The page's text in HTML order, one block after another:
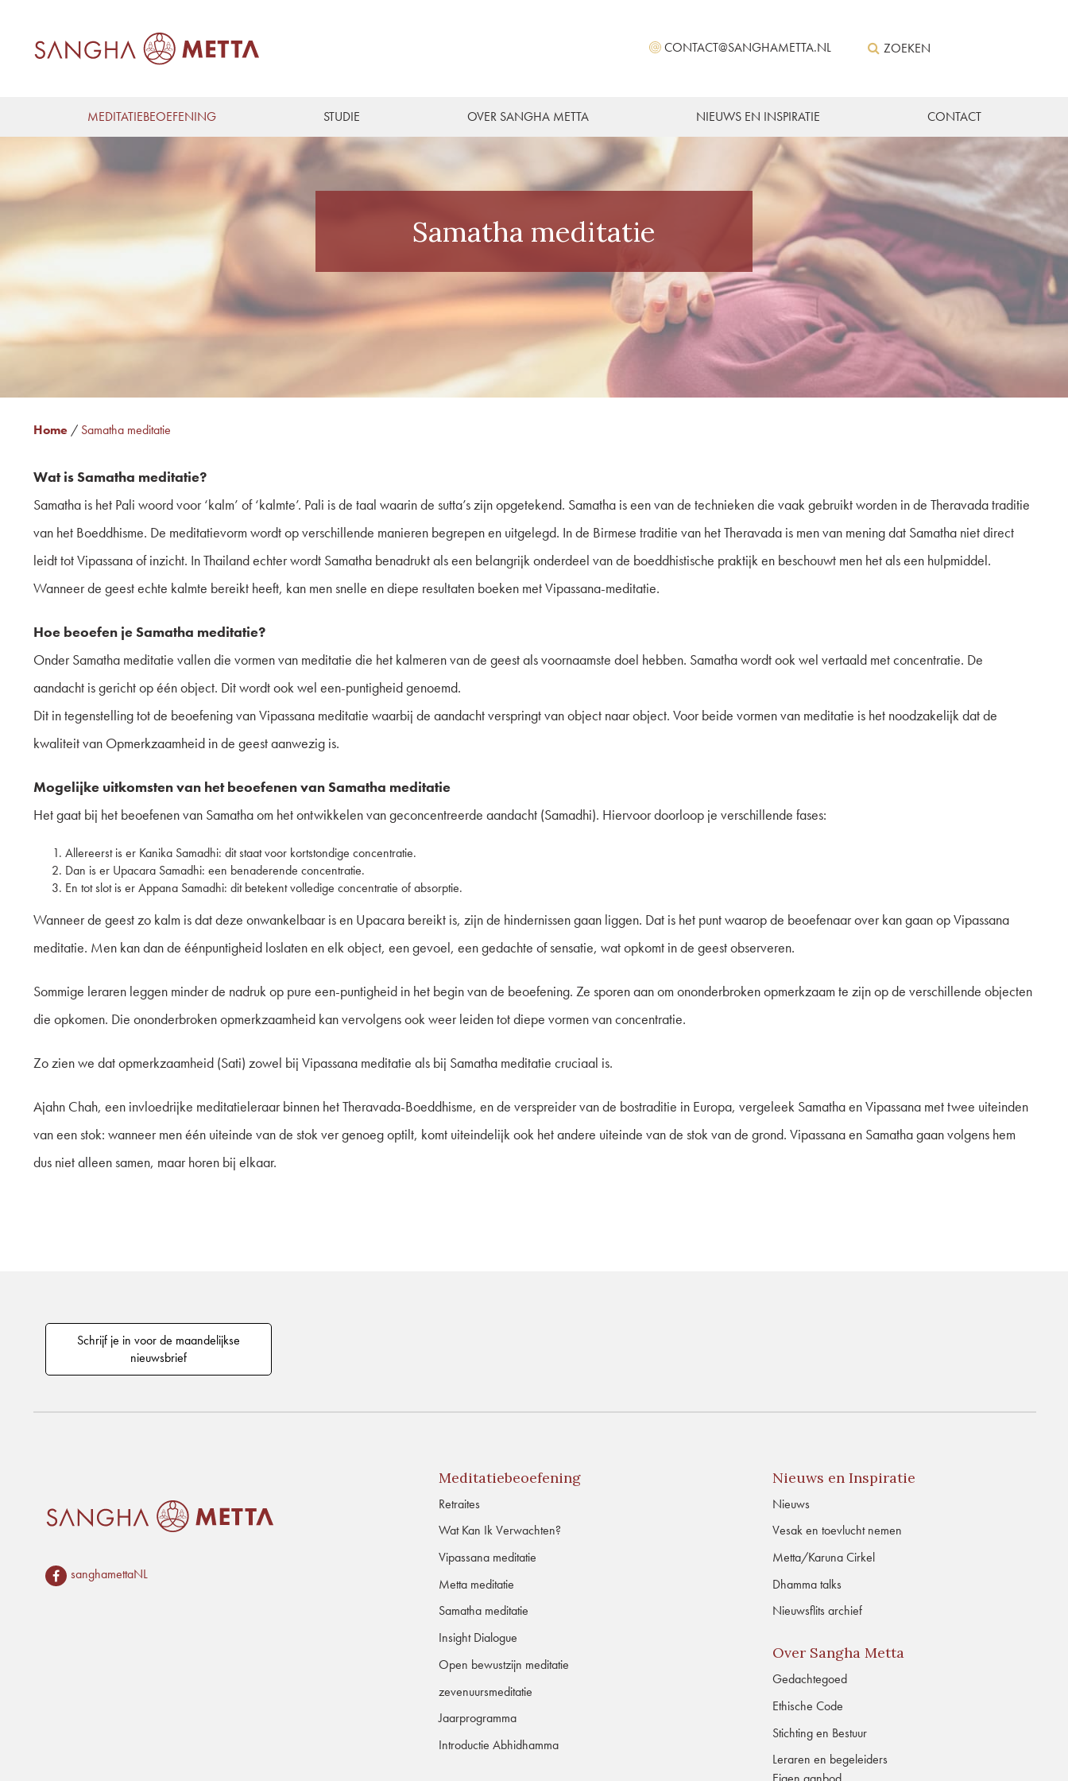
CONTACT@SANGHAMETTA.NL ZOEKEN
MEDITATIEBEOEFENING STUDIE OVER SANGHA METTA NIEUWS EN INSPIRATIE CONTACT
Samatha meditatie
Home / Samatha meditatie
Wat is Samatha meditatie?
Samatha is het Pali woord voor ‘kalm’ of ‘kalmte’. Pali is de taal waarin de sutta’s zijn opgetekend. Samatha is een van de technieken die vaak gebruikt worden in de Theravada traditie
van het Boeddhisme. De meditatievorm wordt op verschillende manieren begrepen en uitgelegd. In de Birmese traditie van het Theravada is men van mening dat Samatha niet direct
leidt tot Vipassana of inzicht. In Thailand echter wordt Samatha benadrukt als een belangrijk onderdeel van de boeddhistische praktijk en beschouwt men het als een hulpmiddel.
Wanneer de geest echte kalmte bereikt heeft, kan men snelle en diepe resultaten boeken met Vipassana-meditatie.
Hoe beoefen je Samatha meditatie?
Onder Samatha meditatie vallen die vormen van meditatie die het kalmeren van de geest als voornaamste doel hebben. Samatha wordt ook wel vertaald met concentratie. De
aandacht is gericht op één object. Dit wordt ook wel een-puntigheid genoemd.
Dit in tegenstelling tot de beoefening van Vipassana meditatie waarbij de aandacht verspringt van object naar object. Voor beide vormen van meditatie is het noodzakelijk dat de
kwaliteit van Opmerkzaamheid in de geest aanwezig is.
Mogelijke uitkomsten van het beoefenen van Samatha meditatie
Het gaat bij het beoefenen van Samatha om het ontwikkelen van geconcentreerde aandacht (Samadhi). Hiervoor doorloop je verschillende fases:
Allereerst is er Kanika Samadhi: dit staat voor kortstondige concentratie.
Dan is er Upacara Samadhi: een benaderende concentratie.
En tot slot is er Appana Samadhi: dit betekent volledige concentratie of absorptie.
Wanneer de geest zo kalm is dat deze onwankelbaar is en Upacara bereikt is, zijn de hindernissen gaan liggen. Dat is het punt waarop de beoefenaar over kan gaan op Vipassana
meditatie. Men kan dan de éénpuntigheid loslaten en elk object, een gevoel, een gedachte of sensatie, wat opkomt in de geest observeren.
Sommige leraren leggen minder de nadruk op pure een-puntigheid in het begin van de beoefening. Ze sporen aan om ononderbroken opmerkzaam te zijn op de verschillende objecten
die opkomen. Die ononderbroken opmerkzaamheid kan vervolgens ook weer leiden tot diepe vormen van concentratie.
Zo zien we dat opmerkzaamheid (Sati) zowel bij Vipassana meditatie als bij Samatha meditatie cruciaal is.
Ajahn Chah, een invloedrijke meditatieleraar binnen het Theravada-Boeddhisme, en de verspreider van de bostraditie in Europa, vergeleek Samatha en Vipassana met twee uiteinden
van een stok: wanneer men één uiteinde van de stok ver genoeg optilt, komt uiteindelijk ook het andere uiteinde van de stok van de grond. Vipassana en Samatha gaan volgens hem
dus niet alleen samen, maar horen bij elkaar.
Schrijf je in voor de maandelijkse
nieuwsbrief
sanghamettaNL
Meditatiebeoefening
Retraites
Wat Kan Ik Verwachten?
Vipassana meditatie
Metta meditatie
Samatha meditatie
Insight Dialogue
Open bewustzijn meditatie
zevenuursmeditatie
Jaarprogramma
Introductie Abhidhamma
Nieuws en Inspiratie
Nieuws
Vesak en toevlucht nemen
Metta/Karuna Cirkel
Dhamma talks
Nieuwsflits archief
Over Sangha Metta
Gedachtegoed
Ethische Code
Stichting en Bestuur
Leraren en begeleiders